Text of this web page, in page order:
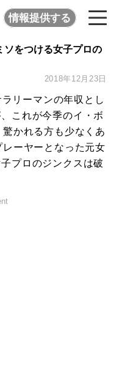
情報提供する
をつける女子プロの
2018年12月23日
リーマンの年収とし
これが今季のイ・ボ
かれる方も少なくあ
ーヤーとなった元女
プロのジンクスは破